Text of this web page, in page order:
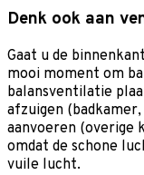
Denk ook aan
Gaat u de
mooi moment om
balansventilatie
afzuigen
aanvoeren (overige
omdat de schone
vuile lucht.